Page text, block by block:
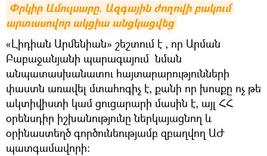
Փրկիր Ամուլսարը. Ազգային ժողովի բակում
արտասովոր ակցիա անցկացվեց
«Լիդիան Արմենիան» շեշտում է , որ Արման
Բաբաջանյանի պարագայում նման
անպատասխանատու հայտարարությունների
փաստն առավել մտահոգիչ է, քանի որ խոսքը ոչ թե
ակտիվիստի կամ ցուցարարի մասին է, այլ ՀՀ
օրենսդիր իշխանությունը ներկայացնող և
օրինաստեղծ գործունեությամբ զբաղվող ԱԺ
պատգամավորի։